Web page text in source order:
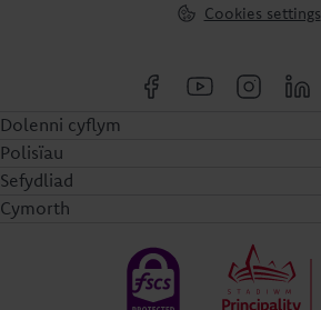
Cookies settings
Dolenni cyflym
Polisïau
Sefydliad
Cymorth